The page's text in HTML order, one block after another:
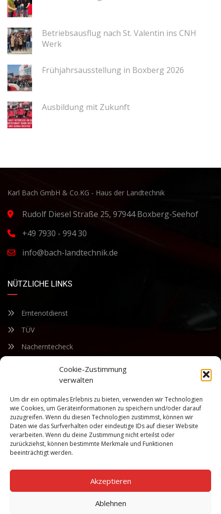
Cookie-Zustimmung
verwalten
Um dir ein optimales Erlebnis zu bieten, verwenden wir Technologien
wie Cookies, um Geräteinformationen zu speichern und/oder darauf
zuzugreifen. Wenn du diesen Technologien zustimmst, können wir
Daten wie das Surfverhalten oder eindeutige IDs auf dieser Website
verarbeiten. Wenn du deine Zustimmung nicht erteilst oder
zurückziehst, können bestimmte Merkmale und Funktionen
beeinträchtigt werden.
Akzeptieren
Ablehnen
Betriebsausflug nach St. Valentin ins CNH
Werk
Frühjahrsausstellung in Boxberg 2026
Ausbildung mit Zukunft
Karl Bach GmbH & Co.KG - Haus der Landtechnik
Rudolf Diesel Straße 25, 97944 Boxberg-Seehof
+49 7930 - 994 30
info@bach-landtechnik.de
NÜTZLICHE LINKS
Erntenotdienst
TÜV
Nacherntecheck
FÜR UNSEREN NEWSLETTER ANMELDEN
Bleiben Sie auf dem Laufenden über unsere sich ständig
weiterentwickelnden Produkteigenschaften und Technologien.
Geben Sie Ihre E-Mail-Adresse ein und abonnieren Sie unseren
Newsletter.
Abonnieren